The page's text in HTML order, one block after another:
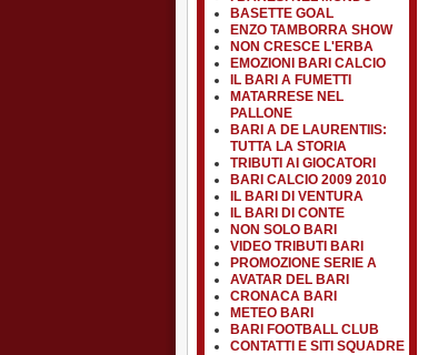
BASETTE GOAL
ENZO TAMBORRA SHOW
NON CRESCE L'ERBA
EMOZIONI BARI CALCIO
IL BARI A FUMETTI
MATARRESE NEL
PALLONE
BARI A DE LAURENTIIS:
TUTTA LA STORIA
TRIBUTI AI GIOCATORI
BARI CALCIO 2009 2010
IL BARI DI VENTURA
IL BARI DI CONTE
NON SOLO BARI
VIDEO TRIBUTI BARI
PROMOZIONE SERIE A
AVATAR DEL BARI
CRONACA BARI
METEO BARI
BARI FOOTBALL CLUB
CONTATTI E SITI SQUADRE